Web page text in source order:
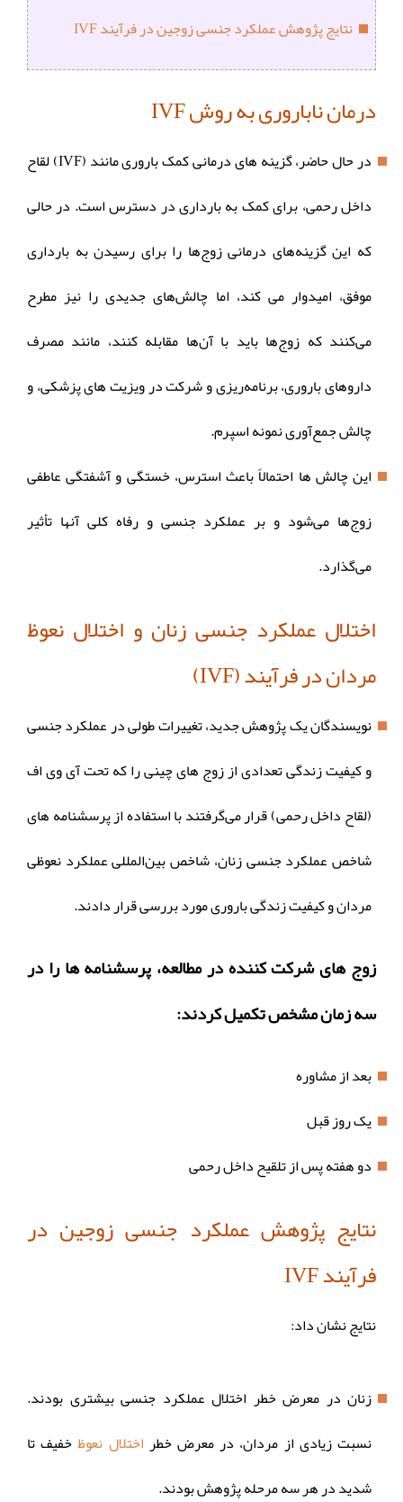
نتایج پژوهش عملکرد جنسی زوجین در فرآیند IVF
درمان ناباروری به روش IVF
در حال حاضر، گزینه های درمانی کمک باروری مانند (IVF) لقاح
داخل رحمی، برای کمک به بارداری در دسترس است. در حالی
که این گزینه‌های درمانی زوج‌ها را برای رسیدن به بارداری
موفق، امیدوار می کند، اما چالش‌های جدیدی را نیز مطرح
می‌کنند که زوج‌ها باید با آن‌ها مقابله کنند، مانند مصرف
داروهای باروری، برنامه‌ریزی و شرکت در ویزیت های پزشکی، و
چالش جمع‌آوری نمونه اسپرم.
این چالش ‌ها احتمالاً باعث استرس، خستگی و آشفتگی عاطفی
زوج‌ها می‌شود و بر عملکرد جنسی و رفاه کلی آنها تأثیر
می‌گذارد.
اختلال عملکرد جنسی زنان و اختلال نعوظ
مردان در فرآیند (IVF)
نویسندگان یک پژوهش جدید، تغییرات طولی در عملکرد جنسی
و کیفیت زندگی تعدادی از زوج های چینی را که تحت آی وی اف
(لقاح داخل رحمی) قرار می‌گرفتند با استفاده از پرسشنامه های
شاخص عملکرد جنسی زنان، شاخص بین‌المللی عملکرد نعوظی
مردان و کیفیت زندگی باروری مورد بررسی قرار دادند.
زوج های شرکت کننده در مطالعه، پرسشنامه ها را در
سه زمان مشخص تکمیل کردند:
بعد از مشاوره
یک روز قبل
دو هفته پس از تلقیح داخل رحمی
نتایج پژوهش عملکرد جنسی زوجین در
فرآیند IVF
نتایج نشان داد:
زنان در معرض خطر اختلال عملکرد جنسی بیشتری بودند.
نسبت زیادی از مردان، در معرض خطر اختلال نعوظخفیف تا
شدید در هر سه مرحله پژوهش بودند.